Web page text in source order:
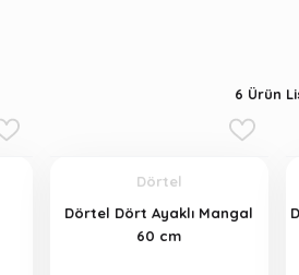
6 Ürün
Dörtel
Dörtel Dört Ayaklı Mangal
60 cm